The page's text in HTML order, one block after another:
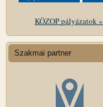
KÖZOP pályázatok »
Szakmai partner